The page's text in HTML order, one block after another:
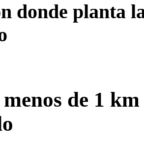
donde planta
de 1